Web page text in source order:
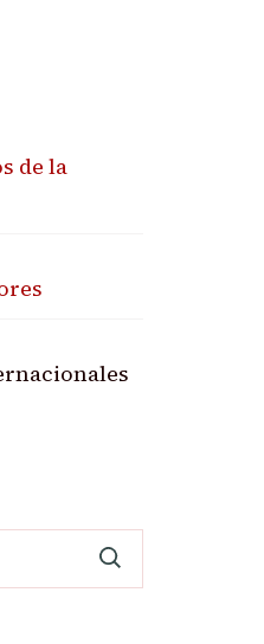
de la